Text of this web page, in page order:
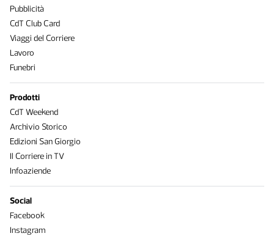
Pubblicità
CdT Club Card
Viaggi del Corriere
Lavoro
Funebri
Prodotti
CdT Weekend
Archivio Storico
Edizioni San Giorgio
Il Corriere in TV
Infoaziende
Social
Facebook
Instagram